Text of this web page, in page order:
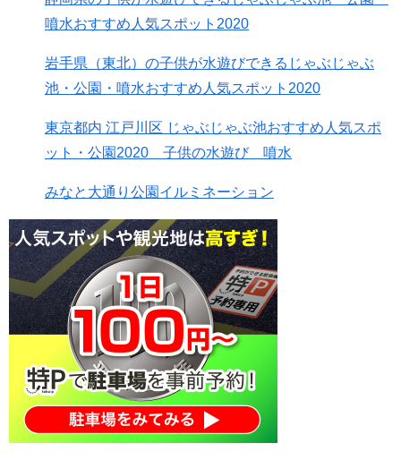
噴水おすすめ人気スポット2020
岩手県（東北）の子供が水遊びできるじゃぶじゃぶ
池・公園・噴水おすすめ人気スポット2020
東京都内 江戸川区 じゃぶじゃぶ池おすすめ人気スポ
ット・公園2020 子供の水遊び 噴水
みなと大通り公園イルミネーション